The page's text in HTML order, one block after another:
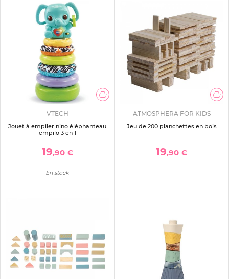
VTECH
Jouet à empiler nino éléphanteau
empilo 3 en 1
19,90 €
En stock
ATMOSPHERA FOR KIDS
Jeu de 200 planchettes en bois
19,90 €